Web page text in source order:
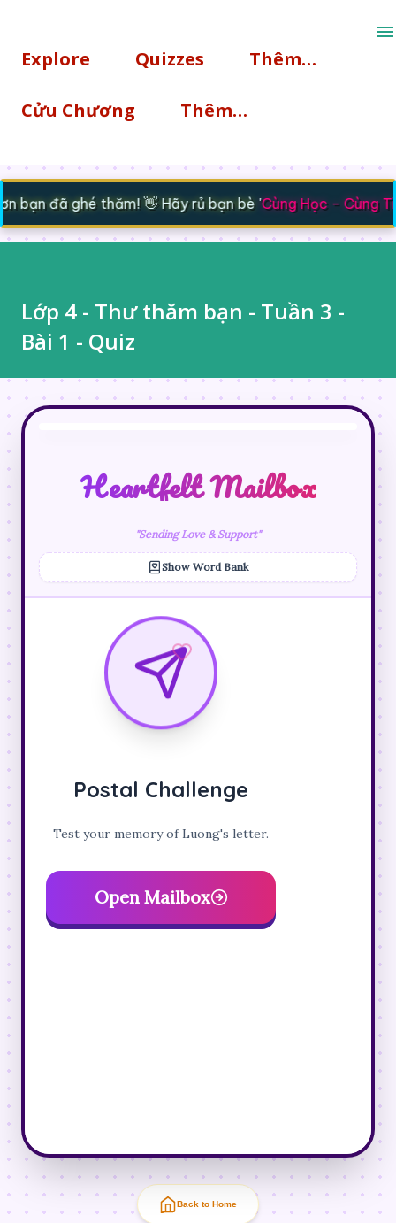
Explore Quizzes Thêm…
Cửu Chương Thêm…
bạn đã ghé thăm! 👋 Hãy rủ bạn bè 'Cùng Học - Cùng
Lớp 4 - Thư thăm bạn - Tuần 3 -
Bài 1 - Quiz
Heartfelt Mailbox
"Sending Love & Support"
Show Word Bank
Postal Challenge
Test your memory of Luong's letter.
Open Mailbox
Back to Home